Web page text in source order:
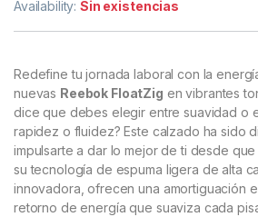
Availability:Sin existencias
Redefine tu jornada laboral con la
nuevas Reebok FloatZig en vibrantes
dice que debes elegir entre suavidad o
rapidez o fluidez? Este calzado ha sido
impulsarte a dar lo mejor de ti desde que
su tecnología de espuma ligera de alta
innovadora, ofrecen una amortiguación
retorno de energía que suaviza cada